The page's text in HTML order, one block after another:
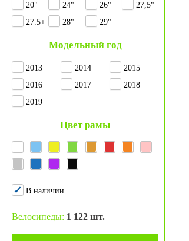
20"
24" 26"
27,5"
27.5+
28" 29"
Модельный год
2013 2014
2015
2016
2017
2018
2019
Цвет рамы
В наличии
Велосипеды: 1 122 шт.